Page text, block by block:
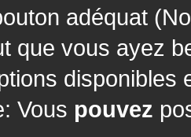
adéquat
que vous ayez
Vous pouvez